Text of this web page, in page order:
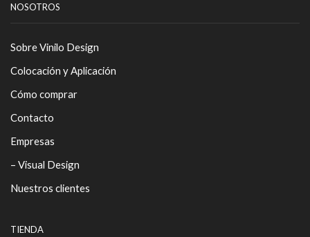
NOSOTROS
Sobre Vinilo Design
Colocación y Aplicación
Cómo comprar
Contacto
Empresas
– Visual Design
Nuestros clientes
TIENDA